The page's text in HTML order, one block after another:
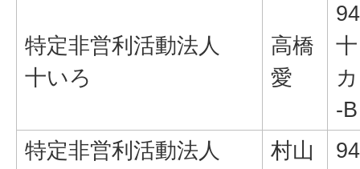
特定非営利活動法人
十いろ
高橋
愛
-B
特定非営利活動法人
村山